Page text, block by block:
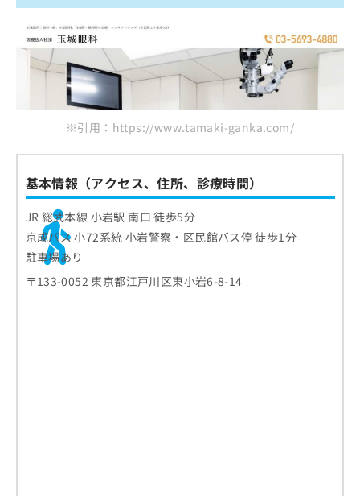
※引用：https://www.tamaki-ganka.com/
基本情報（アクセス、住所、診療時間）
JR 総武本線 小岩駅 南口 徒歩5分
京成バス 小72系統 小岩警察・区民館バス停 徒歩1分
駐車場あり
〒133-0052 東京都江戸川区東小岩6-8-14